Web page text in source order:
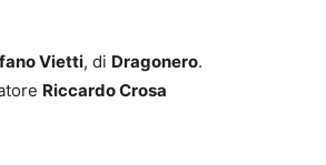
Vietti, di Dragonero.
Riccardo Crosa